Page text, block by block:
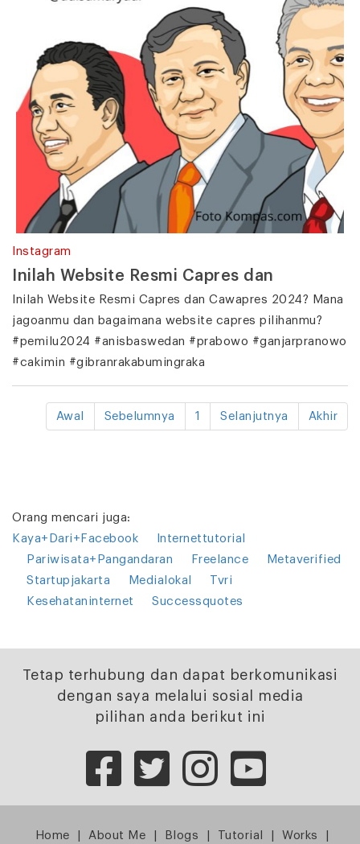
Instagram
Inilah Website Resmi Capres dan
Inilah Website Resmi Capres dan Cawapres 2024? Mana
jagoanmu dan bagaimana website capres pilihanmu?
#pemilu2024 #anisbaswedan #prabowo #ganjarpranowo
#cakimin #gibranrakabumingraka
Awal Sebelumnya 1 Selanjutnya Akhir
Orang mencari juga:
Kaya+Dari+Facebook
Internettutorial
Pariwisata+Pangandaran
Freelance
Metaverified
Startupjakarta
Medialokal
Tvri
Kesehataninternet
Successquotes
Tetap terhubung dan dapat berkomunikasi
dengan saya melalui sosial media
pilihan anda berikut ini
Home About Me Blogs Tutorial Works